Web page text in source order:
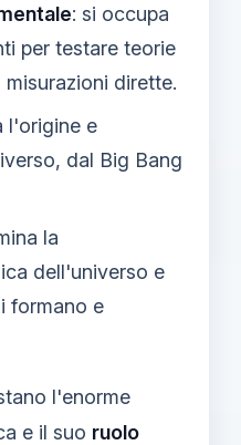
: si occupa
per testare teorie
dirette.
l'origine e
dal Big Bang
la
dell'universo e
formano e
l'enorme
e il suo ruolo